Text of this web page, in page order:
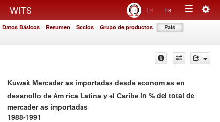
WITS En Es
Toggle
Datos Básicos Resumen Socios Grupo de productos País
Kuwait Mercader as importadas desde econom as en
desarrollo de Am rica Latina y el Caribe in % del total de
mercader as importadas
1988-1991